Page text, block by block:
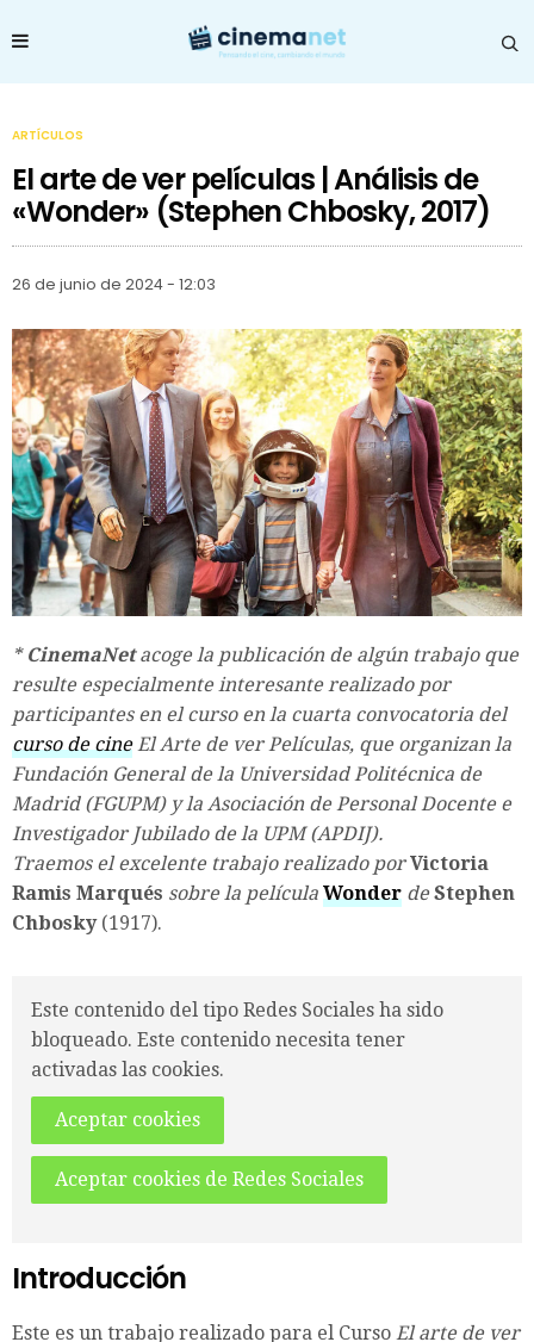
ARTÍCULOS
El arte de ver películas | Análisis de
«Wonder» (Stephen Chbosky, 2017)
26 de junio de 2024 - 12:03
* CinemaNet acoge la publicación de algún trabajo que
resulte especialmente interesante realizado por
participantes en el curso en la cuarta convocatoria del
curso de cine El Arte de ver Películas, que organizan la
Fundación General de la Universidad Politécnica de
Madrid (FGUPM) y la Asociación de Personal Docente e
Investigador Jubilado de la UPM (APDIJ).
Traemos el excelente trabajo realizado porVictoria
Ramis Marqués sobre la película Wonder deStephen
Chbosky (1917).
Este contenido del tipo Redes Sociales ha sido
bloqueado. Este contenido necesita tener
activadas las cookies.
Aceptar cookies
Aceptar cookies de Redes Sociales
Introducción
Este es un trabajo realizado para el Curso El arte de ver